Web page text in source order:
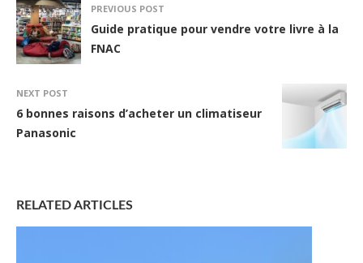
PREVIOUS POST
Guide pratique pour vendre votre livre à la
FNAC
NEXT POST
6 bonnes raisons d’acheter un climatiseur
Panasonic
RELATED ARTICLES